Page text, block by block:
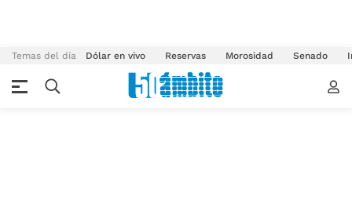
Temas del día Dólar en vivo Reservas Morosidad Senado